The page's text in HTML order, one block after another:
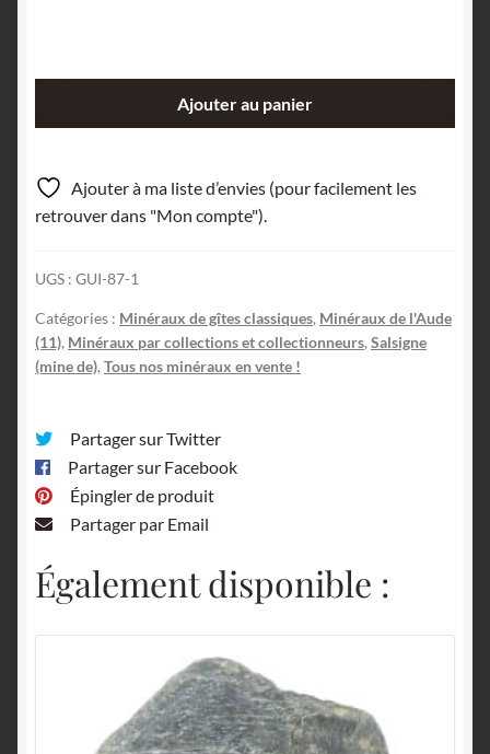
Mine
de
Salsigne,
Aude,
Occitanie.
Ajouter au panier
Ajouter à ma liste d’envies (pour facilement les
retrouver dans "Mon compte").
UGS : GUI-87-1
Catégories : Minéraux de gîtes classiques, Minéraux de l'Aude
(11), Minéraux par collections et collectionneurs, Salsigne
(mine de), Tous nos minéraux en vente !
Partager sur Twitter
Partager sur Facebook
Épingler de produit
Partager par Email
Également disponible :